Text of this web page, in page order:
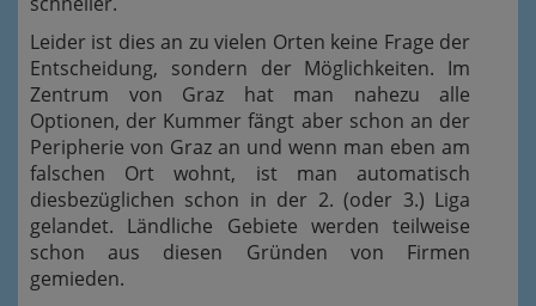
Leider ist dies an zu vielen Orten keine Frage der
Entscheidung, sondern der Möglichkeiten. Im
Zentrum von Graz hat man nahezu alle
Optionen, der Kummer fängt aber schon an der
Peripherie von Graz an und wenn man eben am
falschen Ort wohnt, ist man automatisch
diesbezüglichen schon in der 2. (oder 3.) Liga
gelandet. Ländliche Gebiete werden teilweise
schon aus diesen Gründen von Firmen
gemieden.